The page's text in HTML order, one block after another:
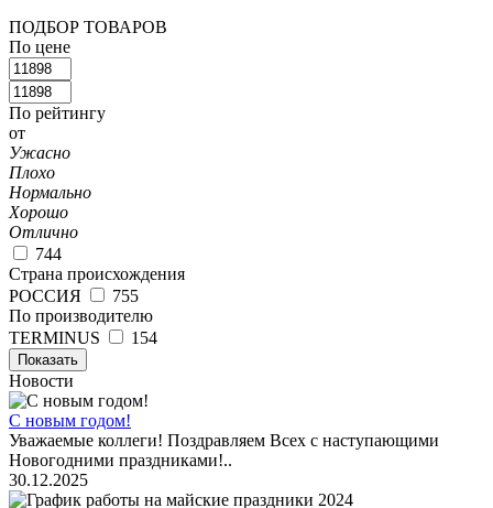
ПОДБОР ТОВАРОВ
По цене
По рейтингу
от
Ужасно
Плохо
Нормально
Хорошо
Отлично
744
Страна происхождения
РОССИЯ
755
По производителю
TERMINUS
154
Показать
Новости
С новым годом!
Уважаемые коллеги! Поздравляем Всех с наступающими
Новогодними праздниками!..
30.12.2025